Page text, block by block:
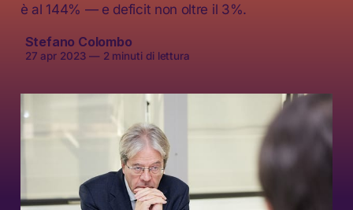
è al 144% — e deficit non oltre il 3%.
Stefano Colombo
27 apr 2023 —2 minuti di lettura